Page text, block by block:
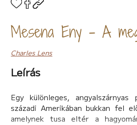
Mesena Eny - A
Charles Lens
Leírás
Egy különleges,
századi Amerikában bukkan fel
amelynek tusa eltér a